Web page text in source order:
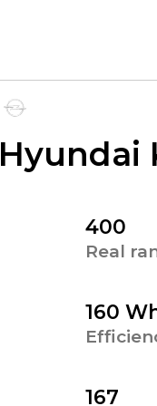
Hyundai
400
Real
160
167